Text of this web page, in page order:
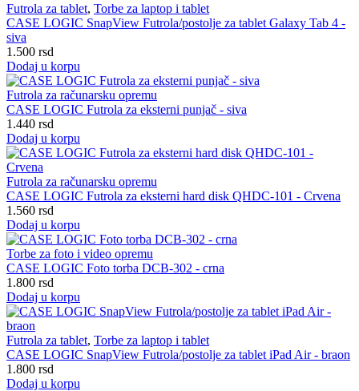
Futrola za tablet, Torbe za laptop i tablet
CASE LOGIC SnapView Futrola/postolje za tablet Galaxy Tab 4 -
siva
1.500 rsd
Dodaj u korpu
Futrola za računarsku opremu
CASE LOGIC Futrola za eksterni punjač - siva
1.440 rsd
Dodaj u korpu
Futrola za računarsku opremu
CASE LOGIC Futrola za eksterni hard disk QHDC-101 - Crvena
1.560 rsd
Dodaj u korpu
Torbe za foto i video opremu
CASE LOGIC Foto torba DCB-302 - crna
1.800 rsd
Dodaj u korpu
Futrola za tablet, Torbe za laptop i tablet
CASE LOGIC SnapView Futrola/postolje za tablet iPad Air - braon
1.800 rsd
Dodaj u korpu